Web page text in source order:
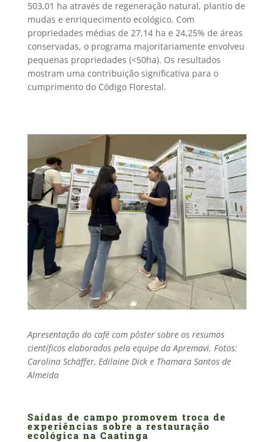
503,01 ha através de regeneração natural, plantio de
mudas e enriquecimento ecológico. Com
propriedades médias de 27,14 ha e 24,25% de áreas
conservadas, o programa majoritariamente envolveu
pequenas propriedades (<50ha). Os resultados
mostram uma contribuição significativa para o
cumprimento do Código Florestal.
Apresentação do café com pôster sobre os resumos
científicos elaborados pela equipe da Apremavi. Fotos:
Carolina Schäffer, Edilaine Dick e Thamara Santos de
Almeida
Saídas de campo promovem troca de
experiências sobre a restauração
ecológica na Caatinga